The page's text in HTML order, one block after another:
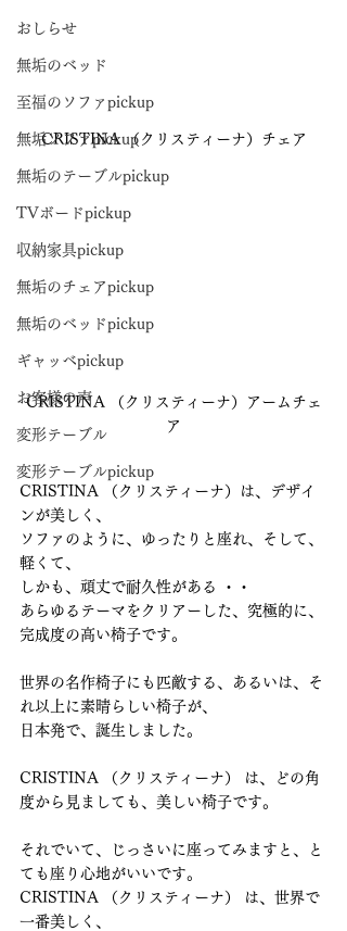
おしらせ
無垢のベッド
至福のソファpickup
無垢ソファpickup
無垢のテーブルpickup
TVボードpickup
収納家具pickup
無垢のチェアpickup
無垢のベッドpickup
ギャッベpickup
お客様の声
変形テーブル
変形テーブルpickup
CRISTINA （クリスティーナ）チェア
CRISTINA （クリスティーナ）アームチェ
ア
CRISTINA （クリスティーナ）は、デザイ
ンが美しく、
ソファのように、ゆったりと座れ、そして、
軽くて、
しかも、頑丈で耐久性がある ・・
あらゆるテーマをクリアーした、究極的に、
完成度の高い椅子です。
世界の名作椅子にも匹敵する、あるいは、そ
れ以上に素晴らしい椅子が、
日本発で、誕生しました。
CRISTINA （クリスティーナ） は、どの角
度から見ましても、美しい椅子です。
それでいて、じっさいに座ってみますと、と
ても座り心地がいいです。
CRISTINA （クリスティーナ） は、世界で
一番美しく、